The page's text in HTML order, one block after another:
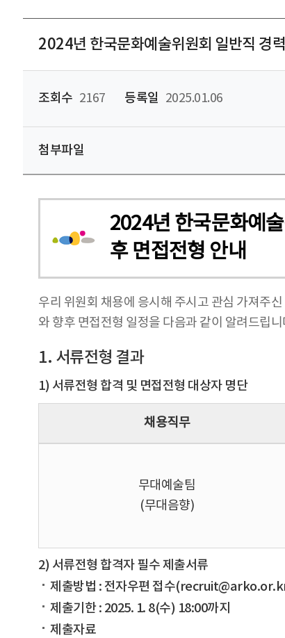
2024년 한국문화예술위원회 일반직 경
조회수 2167 등록일 2025.01.06
첨부파일
2024년 한국문화예
후 면접전형 안내
우리 위원회 채용에 응시해 주시고 관심 가져주
와 향후 면접전형 일정을 다음과 같이 알려드립니
1. 서류전형 결과
1) 서류전형 합격 및 면접전형 대상자 명단
채용직무
무대예술팀
(무대음향)
2) 서류전형 합격자 필수 제출서류
제출방법 : 전자우편 접수
제출기한 : 2025. 1. 8(수) 18:00까지
제출자료